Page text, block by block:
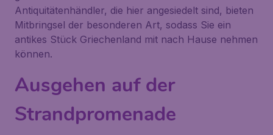
Antiquitätenhändler, die hier angesiedelt sind, bieten
Mitbringsel der besonderen Art, sodass Sie ein
antikes Stück Griechenland mit nach Hause nehmen
können.
Ausgehen auf der
Strandpromenade